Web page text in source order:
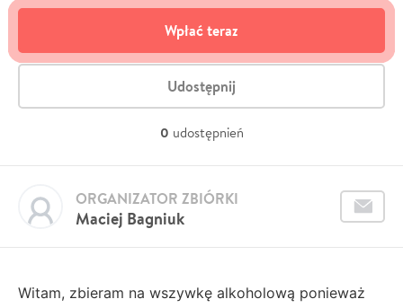
Wpłać teraz
Udostępnij
0 udostępnień
Maciej Bagniuk
ORGANIZATOR ZBIÓRKI
Witam, zbieram na wszywkę alkoholową ponieważ